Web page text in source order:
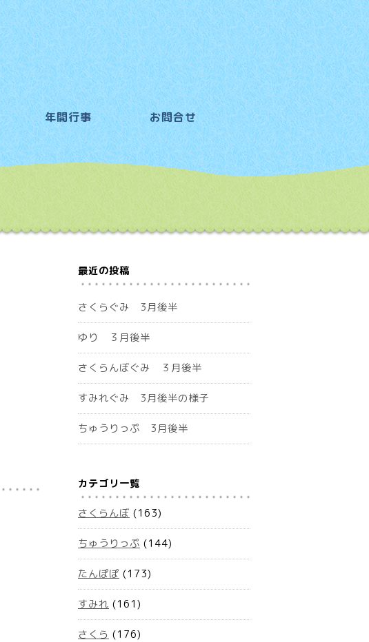
年間行事 お問合せ
最近の投稿
さくらぐみ 3月後半
ゆり ３月後半
さくらんぼぐみ ３月後半
すみれぐみ 3月後半の様子
ちゅうりっぷ 3月後半
カテゴリ一覧
さくらんぼ (163)
ちゅうりっぷ (144)
たんぽぽ (173)
すみれ (161)
さくら (176)